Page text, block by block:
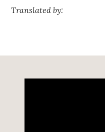
Translated by: